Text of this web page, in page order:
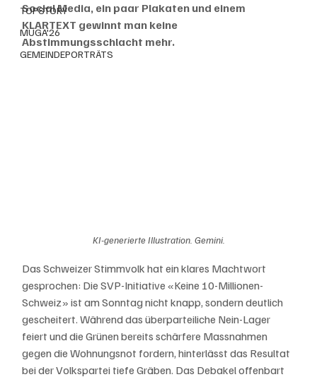
TOPSTORY
MUGA'26
GEMEINDEPORTRÄTS
Social Media, ein paar Plakaten und einem
KLARTEXT gewinnt man keine
Abstimmungsschlacht mehr.
KI-generierte Illustration. Gemini.
Das Schweizer Stimmvolk hat ein klares Machtwort
gesprochen: Die SVP-Initiative «Keine 10-Millionen-
Schweiz» ist am Sonntag nicht knapp, sondern deutlich
gescheitert. Während das überparteiliche Nein-Lager
feiert und die Grünen bereits schärfere Massnahmen
gegen die Wohnungsnot fordern, hinterlässt das Resultat
bei der Volkspartei tiefe Gräben. Das Debakel offenbart